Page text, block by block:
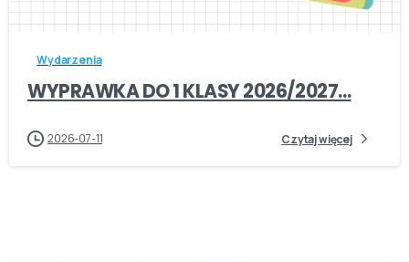
Wydarzenia
WYPRAWKA DO 1 KLASY 2026/2027…
2026-07-11 Czytaj więcej